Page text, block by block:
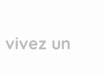
vivez un